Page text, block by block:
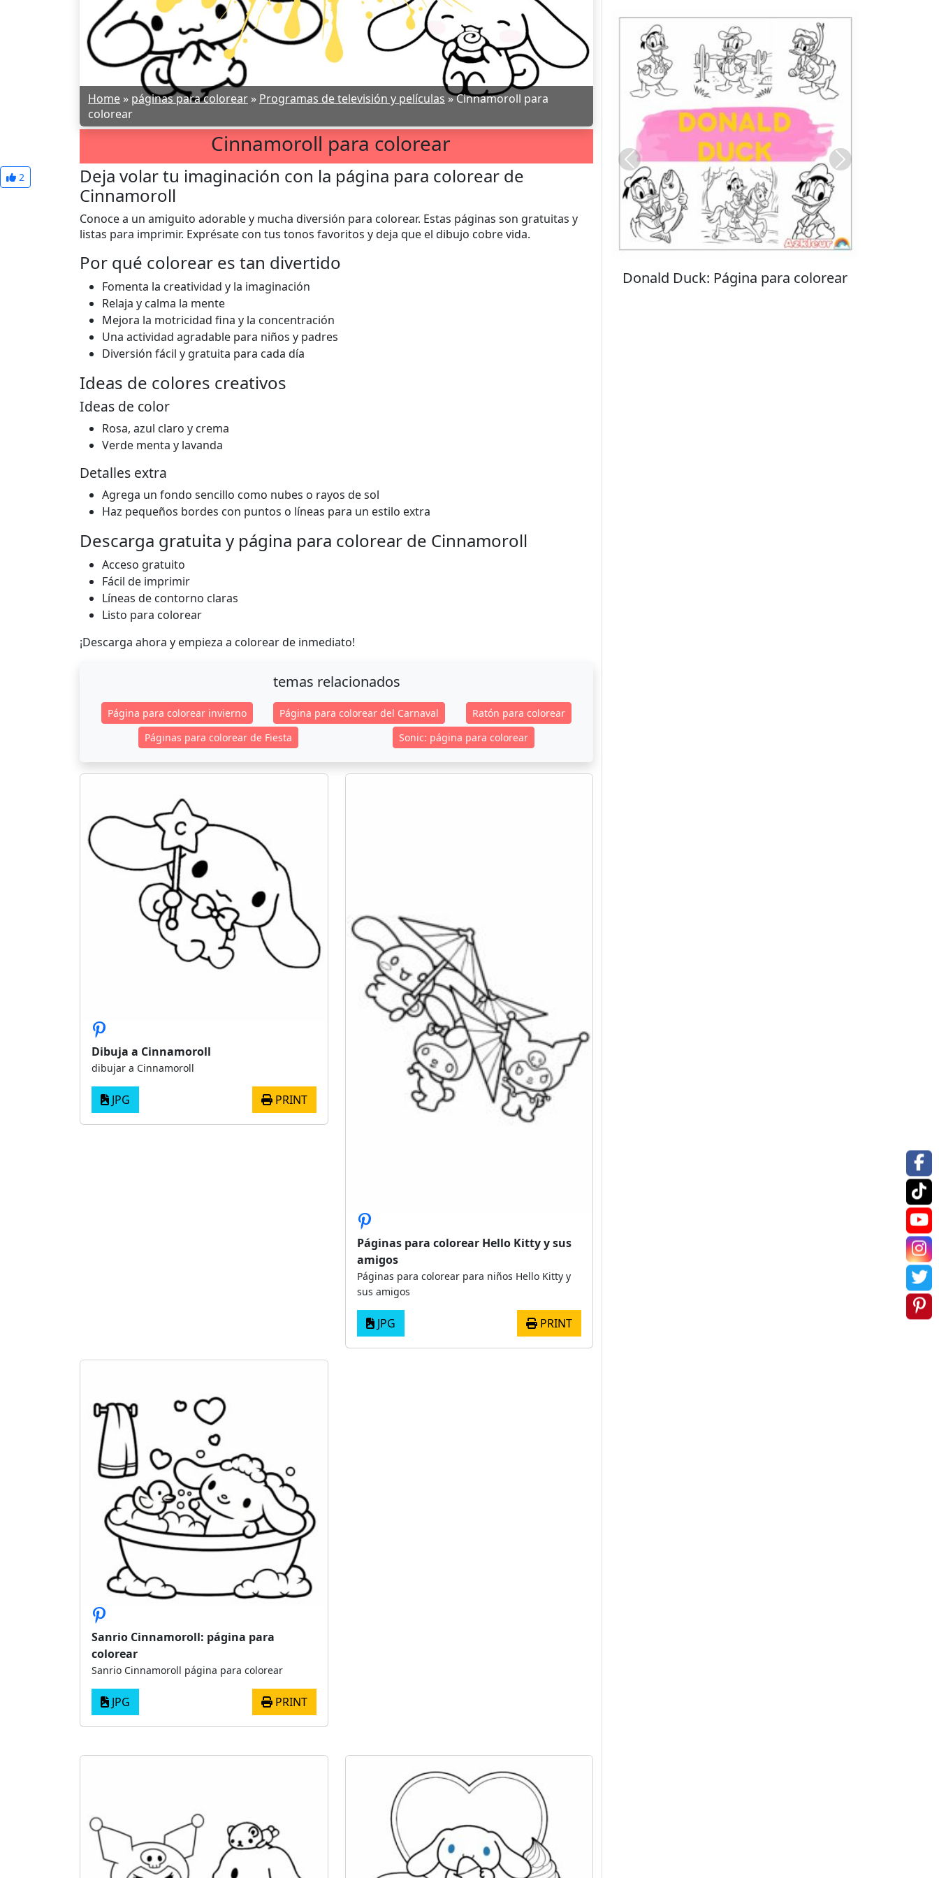
Home » páginas para colorear » Programas de televisión y películas »Cinnamoroll para
colorear
Cinnamoroll para colorear
2
Deja volar tu imaginación con la página para colorear de
Cinnamoroll
Conoce a un amiguito adorable y mucha diversión para colorear. Estas páginas son gratuitas y
listas para imprimir. Exprésate con tus tonos favoritos y deja que el dibujo cobre vida.
Por qué colorear es tan divertido
Fomenta la creatividad y la imaginación
Relaja y calma la mente
Mejora la motricidad fina y la concentración
Una actividad agradable para niños y padres
Diversión fácil y gratuita para cada día
Ideas de colores creativos
Ideas de color
Rosa, azul claro y crema
Verde menta y lavanda
Detalles extra
Agrega un fondo sencillo como nubes o rayos de sol
Haz pequeños bordes con puntos o líneas para un estilo extra
Descarga gratuita y página para colorear de Cinnamoroll
Acceso gratuito
Fácil de imprimir
Líneas de contorno claras
Listo para colorear
¡Descarga ahora y empieza a colorear de inmediato!
temas relacionados
Página para colorear invierno Página para colorear del Carnaval
Ratón para colorear
Páginas para colorear de Fiesta
Sonic: página para colorear
Dibuja a Cinnamoroll
dibujar a Cinnamoroll
JPG PRINT
Páginas para colorear Hello Kitty y sus
amigos
Páginas para colorear para niños Hello Kitty y
sus amigos
JPG PRINT
Sanrio Cinnamoroll: página para
colorear
Sanrio Cinnamoroll página para colorear
JPG PRINT
Stitch: Página para colorear
Previous Next